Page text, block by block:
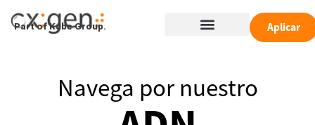
Part of Kube Group. Menú Aplicar
Navega por nuestro